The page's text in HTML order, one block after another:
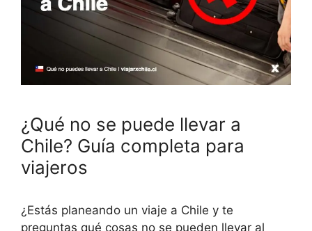
¿Qué no se puede llevar a
Chile? Guía completa para
viajeros
¿Estás planeando un viaje a Chile y te
preguntas qué cosas no se pueden llevar al